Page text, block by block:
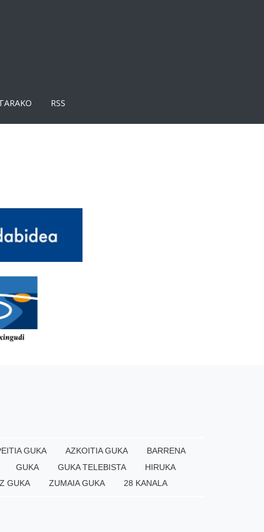
RSS
GUKA AZKOITIA GUKA
BARRENA
GUKA
GUKA TELEBISTA
HIRUKA
GUKA
ZUMAIA GUKA 28 KANALA